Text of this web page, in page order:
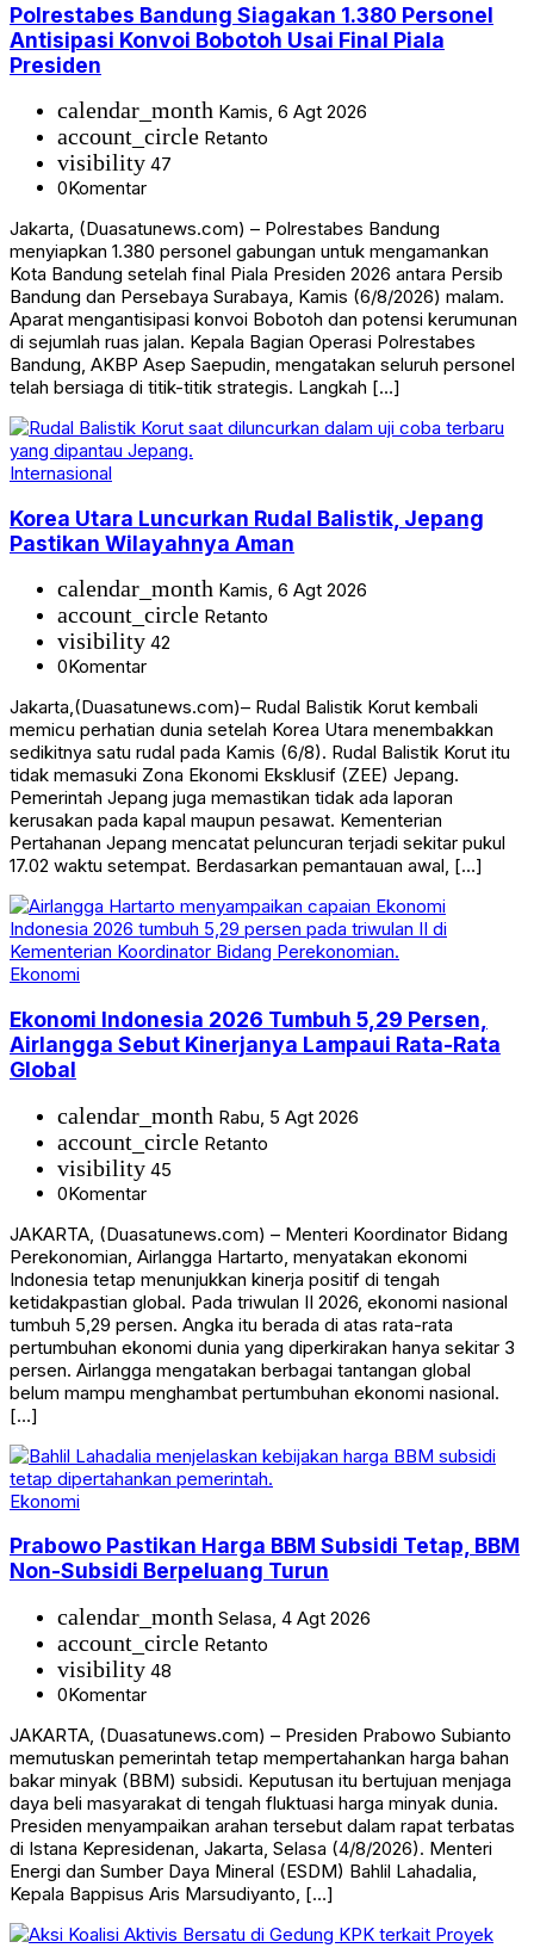
Polrestabes Bandung Siagakan 1.380 Personel
Antisipasi Konvoi Bobotoh Usai Final Piala
Presiden
calendar_month Kamis, 6 Agt 2026
account_circle Retanto
visibility 47
0Komentar
Jakarta, (Duasatunews.com) – Polrestabes Bandung
menyiapkan 1.380 personel gabungan untuk mengamankan
Kota Bandung setelah final Piala Presiden 2026 antara Persib
Bandung dan Persebaya Surabaya, Kamis (6/8/2026) malam.
Aparat mengantisipasi konvoi Bobotoh dan potensi kerumunan
di sejumlah ruas jalan. Kepala Bagian Operasi Polrestabes
Bandung, AKBP Asep Saepudin, mengatakan seluruh personel
telah bersiaga di titik-titik strategis. Langkah […]
Internasional
Korea Utara Luncurkan Rudal Balistik, Jepang
Pastikan Wilayahnya Aman
calendar_month Kamis, 6 Agt 2026
account_circle Retanto
visibility 42
0Komentar
Jakarta,(Duasatunews.com)– Rudal Balistik Korut kembali
memicu perhatian dunia setelah Korea Utara menembakkan
sedikitnya satu rudal pada Kamis (6/8). Rudal Balistik Korut itu
tidak memasuki Zona Ekonomi Eksklusif (ZEE) Jepang.
Pemerintah Jepang juga memastikan tidak ada laporan
kerusakan pada kapal maupun pesawat. Kementerian
Pertahanan Jepang mencatat peluncuran terjadi sekitar pukul
17.02 waktu setempat. Berdasarkan pemantauan awal, […]
Ekonomi
Ekonomi Indonesia 2026 Tumbuh 5,29 Persen,
Airlangga Sebut Kinerjanya Lampaui Rata-Rata
Global
calendar_month Rabu, 5 Agt 2026
account_circle Retanto
visibility 45
0Komentar
JAKARTA, (Duasatunews.com) – Menteri Koordinator Bidang
Perekonomian, Airlangga Hartarto, menyatakan ekonomi
Indonesia tetap menunjukkan kinerja positif di tengah
ketidakpastian global. Pada triwulan II 2026, ekonomi nasional
tumbuh 5,29 persen. Angka itu berada di atas rata-rata
pertumbuhan ekonomi dunia yang diperkirakan hanya sekitar 3
persen. Airlangga mengatakan berbagai tantangan global
belum mampu menghambat pertumbuhan ekonomi nasional.
[…]
Ekonomi
Prabowo Pastikan Harga BBM Subsidi Tetap, BBM
Non-Subsidi Berpeluang Turun
calendar_month Selasa, 4 Agt 2026
account_circle Retanto
visibility 48
0Komentar
JAKARTA, (Duasatunews.com) – Presiden Prabowo Subianto
memutuskan pemerintah tetap mempertahankan harga bahan
bakar minyak (BBM) subsidi. Keputusan itu bertujuan menjaga
daya beli masyarakat di tengah fluktuasi harga minyak dunia.
Presiden menyampaikan arahan tersebut dalam rapat terbatas
di Istana Kepresidenan, Jakarta, Selasa (4/8/2026). Menteri
Energi dan Sumber Daya Mineral (ESDM) Bahlil Lahadalia,
Kepala Bappisus Aris Marsudiyanto, […]